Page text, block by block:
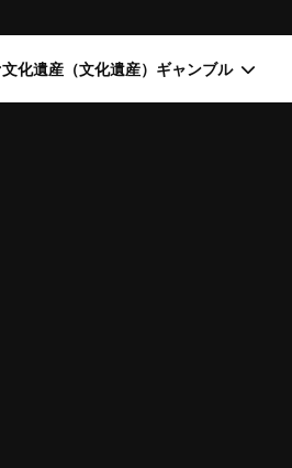
文化遺産（文化遺産） ギャンブル